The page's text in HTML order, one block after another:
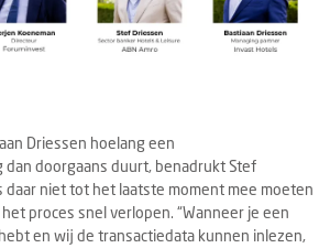
Driessen hoelang een
dan doorgaans duurt, benadrukt Stef
daar niet tot het laatste moment mee moeten
proces snel verlopen. “Wanneer je een
en wij de transactiedata kunnen inlezen,